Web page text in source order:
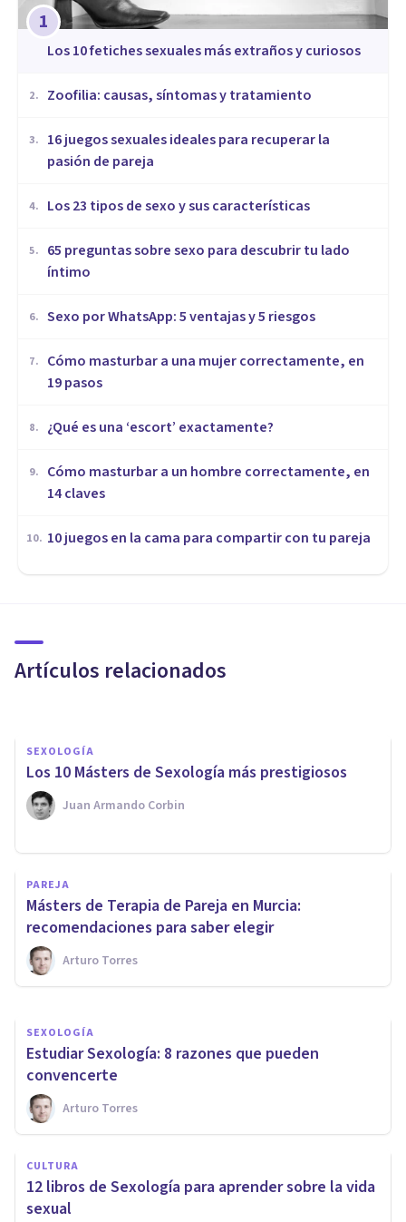
1
​Los 10 fetiches sexuales más extraños y curiosos
2. Zoofilia: causas, síntomas y tratamiento
3.
16 juegos sexuales ideales para recuperar la
pasión de pareja
4. Los 23 tipos de sexo y sus características
5.
65 preguntas sobre sexo para descubrir tu lado
íntimo
6. Sexo por WhatsApp: 5 ventajas y 5 riesgos
7.
Cómo masturbar a una mujer correctamente, en
19 pasos
8. ¿Qué es una ‘escort’ exactamente?
9.
Cómo masturbar a un hombre correctamente, en
14 claves
10. 10 juegos en la cama para compartir con tu pareja
Artículos relacionados
¿Cómo se abordan los
terapia sexual?
SEXOLOGÍA
Los 10 Másters de Sexología más prestigiosos
Juan Armando Corbin
PAREJA
Másters de Terapia de Pareja en Murcia:
recomendaciones para saber elegir
Arturo Torres
¿Cómo ser sexólogo?
Indicaciones, formación y
consejos
Psicología Y Mente
SEXOLOGÍA
​Estudiar Sexología: 8 razones que pueden
convencerte
Arturo Torres
CULTURA
12 libros de Sexología para aprender sobre la vida
sexual